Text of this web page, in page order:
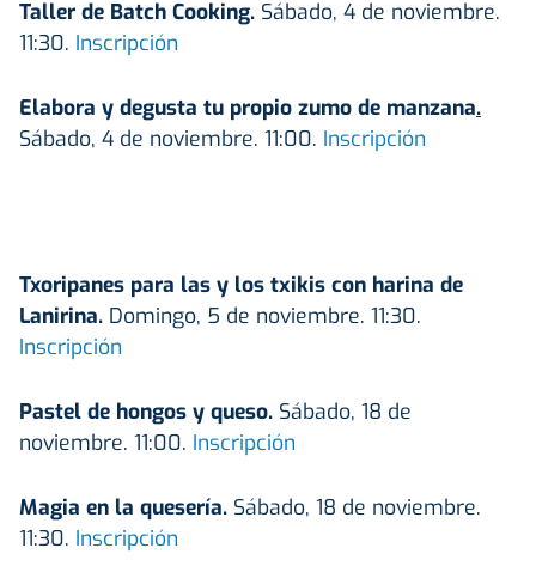
Taller de Batch Cooking. Sábado, 4 de noviembre.
11:30. Inscripción
Elabora y degusta tu propio zumo de manzana.
Sábado, 4 de noviembre. 11:00. Inscripción
Txoripanes para las y los txikis con harina de
Lanirina. Domingo, 5 de noviembre. 11:30.
Inscripción
Pastel de hongos y queso. Sábado, 18 de
noviembre. 11:00. Inscripción
Magia en la quesería. Sábado, 18 de noviembre.
11:30. Inscripción